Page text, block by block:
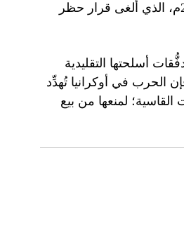
بموجب شروط الاتفاق النووي لعام 2015م، الذي ألغى قرار حظر
أسلحتها التقليدية
الحرب في أوكرانيا تُهدِّد
لمنعها من بيع